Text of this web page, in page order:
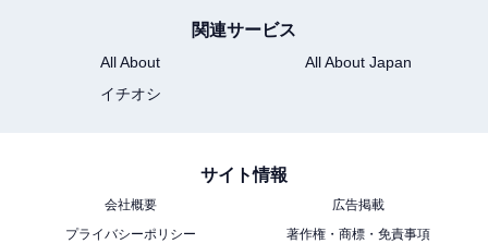
見を伝えた方がよいと思います。
「感染者」という、今、最も弱い立場にある（批判しや
判し、社会のあり方を変えていく。それが、ひいては自
分を救うことにもなるのだと思います。
関連サービス
All About
All About Japan
イチオシ
サイト情報
会社概要
広告掲載
プライバシーポリシー
著作権・商標・免責事項